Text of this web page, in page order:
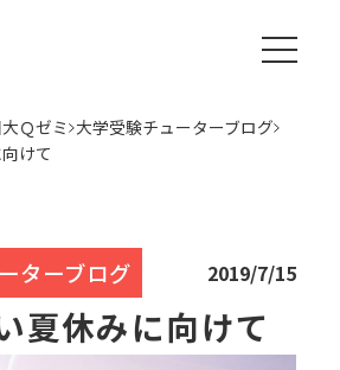
Ｑゼミ 大学受験チューターブログ
けて
ターブログ 2019/7/15
夏休みに向けて